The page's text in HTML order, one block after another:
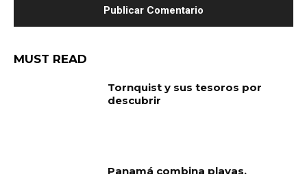
MUST READ
Tornquist y sus tesoros por
descubrir
Panamá combina playas,